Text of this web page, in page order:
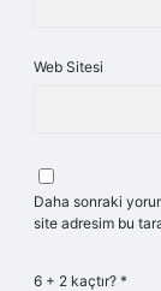
Web Sitesi
Daha sonraki
site adresim bu
6 + 2 kaçtır? *